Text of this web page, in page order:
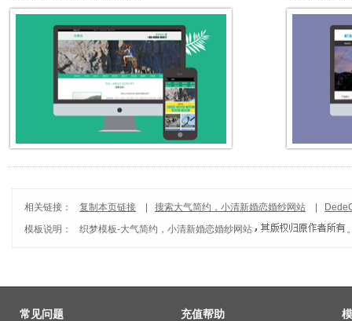
相关链接： 复制本页链接 搜索大气简约，小清新婚恋婚纱网站
模板说明：
织梦模板-大气简约，小清新婚恋婚纱网站
常见问题 充值帮助